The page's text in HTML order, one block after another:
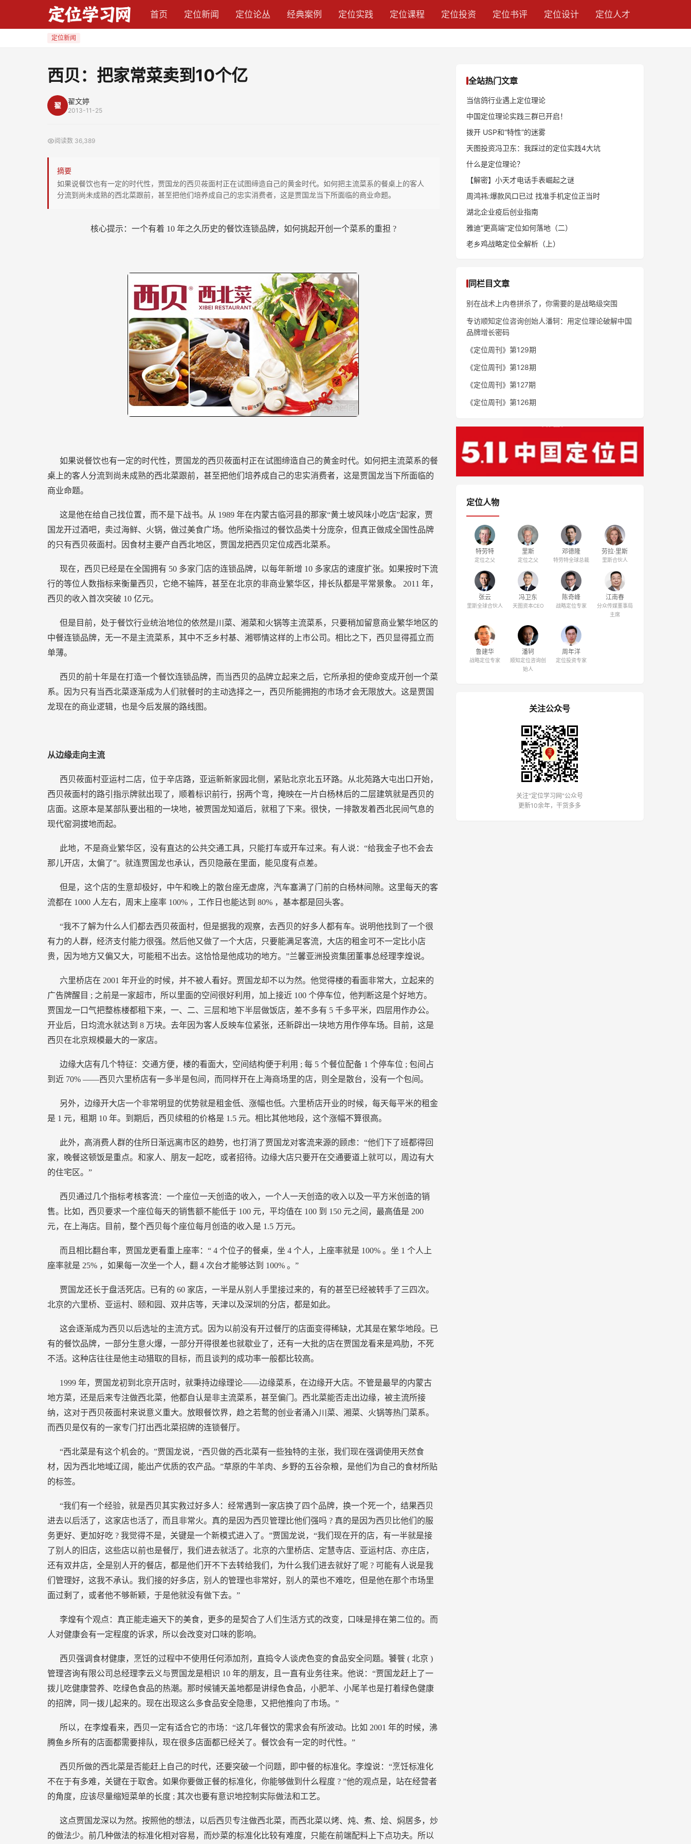
首页 定位新闻 定位论丛 经典案例 定位实践 定位课程 定位投资 定位书评 定位设计 定位人才
定位新闻
西贝：把家常菜卖到10个亿
翟 翟文婷
2013-11-25
阅读数 36,389
摘要
如果说餐饮也有一定的时代性，贾国龙的西贝莜面村正在试图缔造自己的黄金时代。如何把主流菜系的餐桌上的客人
分流到尚未成熟的西北菜跟前，甚至把他们培养成自己的忠实消费者，这是贾国龙当下所面临的商业命题。
核心提示：一个有着 10 年之久历史的餐饮连锁品牌，如何挑起开创一个菜系的重担 ?
如果说餐饮也有一定的时代性，贾国龙的西贝莜面村正在试图缔造自己的黄金时代。如何把主流菜系的餐
桌上的客人分流到尚未成熟的西北菜跟前，甚至把他们培养成自己的忠实消费者，这是贾国龙当下所面临的
商业命题。
这是他在给自己找位置，而不是下战书。从 1989 年在内蒙古临河县的那家“黄土坡风味小吃店”起家，贾
国龙开过酒吧，卖过海鲜、火锅，做过美食广场。他所染指过的餐饮品类十分庞杂，但真正做成全国性品牌
的只有西贝莜面村。因食材主要产自西北地区，贾国龙把西贝定位成西北菜系。
现在，西贝已经是在全国拥有 50 多家门店的连锁品牌，以每年新增 10 多家店的速度扩张。如果按时下流
行的等位人数指标来衡量西贝，它绝不输阵，甚至在北京的非商业繁华区，排长队都是平常景象。 2011 年，
西贝的收入首次突破 10 亿元。
但是目前，处于餐饮行业统治地位的依然是川菜、湘菜和火锅等主流菜系，只要稍加留意商业繁华地区的
中餐连锁品牌，无一不是主流菜系，其中不乏乡村基、湘鄂情这样的上市公司。相比之下，西贝显得孤立而
单薄。
西贝的前十年是在打造一个餐饮连锁品牌，而当西贝的品牌立起来之后，它所承担的使命变成开创一个菜
系。因为只有当西北菜逐渐成为人们就餐时的主动选择之一，西贝所能拥抱的市场才会无限放大。这是贾国
龙现在的商业逻辑，也是今后发展的路线图。
从边缘走向主流
西贝莜面村亚运村二店，位于辛店路，亚运新新家园北侧，紧贴北京北五环路。从北苑路大屯出口开始，
西贝莜面村的路引指示牌就出现了，顺着标识前行，拐两个弯，掩映在一片白杨林后的二层建筑就是西贝的
店面。这原本是某部队要出租的一块地，被贾国龙知道后，就租了下来。很快，一排散发着西北民间气息的
现代窑洞拔地而起。
此地，不是商业繁华区，没有直达的公共交通工具，只能打车或开车过来。有人说：“给我金子也不会去
那儿开店，太偏了”。就连贾国龙也承认，西贝隐蔽在里面，能见度有点差。
但是，这个店的生意却极好，中午和晚上的散台座无虚席，汽车塞满了门前的白杨林间隙。这里每天的客
流都在 1000 人左右，周末上座率 100% ，工作日也能达到 80% ，基本都是回头客。
“我不了解为什么人们都去西贝莜面村，但是据我的观察，去西贝的好多人都有车。说明他找到了一个很
有力的人群，经济支付能力很强。然后他又做了一个大店，只要能满足客流，大店的租金可不一定比小店
贵，因为地方又偏又大，可能租不出去。这恰恰是他成功的地方。”兰馨亚洲投资集团董事总经理李煌说。
六里桥店在 2001 年开业的时候，并不被人看好。贾国龙却不以为然。他觉得楼的看面非常大，立起来的
广告牌醒目 ; 之前是一家超市，所以里面的空间很好利用，加上接近 100 个停车位，他判断这是个好地方。
贾国龙一口气把整栋楼都租下来，一、二、三层和地下半层做饭店，差不多有 5 千多平米，四层用作办公。
开业后，日均流水就达到 8 万块。去年因为客人反映车位紧张，还新辟出一块地方用作停车场。目前，这是
西贝在北京规模最大的一家店。
边缘大店有几个特征：交通方便，楼的看面大，空间结构便于利用 ; 每 5 个餐位配备 1 个停车位 ; 包间占
到近 70% ——西贝六里桥店有一多半是包间，而同样开在上海商场里的店，则全是散台，没有一个包间。
另外，边缘开大店一个非常明显的优势就是租金低、涨幅也低。六里桥店开业的时候，每天每平米的租金
是 1 元，租期 10 年。到期后，西贝续租的价格是 1.5 元。相比其他地段，这个涨幅不算很高。
此外，高消费人群的住所日渐远离市区的趋势，也打消了贾国龙对客流来源的顾虑：“他们下了班都得回
家，晚餐这顿饭是重点。和家人、朋友一起吃，或者招待。边缘大店只要开在交通要道上就可以，周边有大
的住宅区。”
西贝通过几个指标考核客流：一个座位一天创造的收入，一个人一天创造的收入以及一平方米创造的销
售。比如，西贝要求一个座位每天的销售额不能低于 100 元，平均值在 100 到 150 元之间，最高值是 200
元，在上海店。目前，整个西贝每个座位每月创造的收入是 1.5 万元。
而且相比翻台率，贾国龙更看重上座率：“ 4 个位子的餐桌，坐 4 个人，上座率就是 100% 。坐 1 个人上
座率就是 25% ，如果每一次坐一个人，翻 4 次台才能够达到 100% 。”
贾国龙还长于盘活死店。已有的 60 家店，一半是从别人手里接过来的，有的甚至已经被转手了三四次。
北京的六里桥、亚运村、颐和园、双井店等，天津以及深圳的分店，都是如此。
这会逐渐成为西贝以后选址的主流方式。因为以前没有开过餐厅的店面变得稀缺，尤其是在繁华地段。已
有的餐饮品牌，一部分生意火爆，一部分开得很差也就歇业了，还有一大批的店在贾国龙看来是鸡肋，不死
不活。这种店往往是他主动猎取的目标，而且谈判的成功率一般都比较高。
1999 年，贾国龙初到北京开店时，就秉持边缘理论——边缘菜系，在边缘开大店。不管是最早的内蒙古
地方菜，还是后来专注做西北菜，他都自认是非主流菜系，甚至偏门。西北菜能否走出边缘，被主流所接
纳，这对于西贝莜面村来说意义重大。放眼餐饮界，趋之若鹜的创业者涌入川菜、湘菜、火锅等热门菜系。
而西贝是仅有的一家专门打出西北菜招牌的连锁餐厅。
“西北菜是有这个机会的。”贾国龙说，“西贝做的西北菜有一些独特的主张，我们现在强调使用天然食
材，因为西北地域辽阔，能出产优质的农产品。”草原的牛羊肉、乡野的五谷杂粮，是他们为自己的食材所贴
的标签。
“我们有一个经验，就是西贝其实救过好多人：经常遇到一家店换了四个品牌，换一个死一个，结果西贝
进去以后活了，这家店也活了，而且非常火。真的是因为西贝管理比他们强吗 ? 真的是因为西贝比他们的服
务更好、更加好吃 ? 我觉得不是，关键是一个新模式进入了。”贾国龙说，“我们现在开的店，有一半就是接
了别人的旧店，这些店以前也是餐厅，我们进去就活了。北京的六里桥店、定慧寺店、亚运村店、亦庄店，
还有双井店，全是别人开的餐店，都是他们开不下去转给我们，为什么我们进去就好了呢 ? 可能有人说是我
们管理好，这我不承认。我们接的好多店，别人的管理也非常好，别人的菜也不难吃，但是他在那个市场里
面过剩了，或者他不够新颖，于是他就没有做下去。”
李煌有个观点：真正能走遍天下的美食，更多的是契合了人们生活方式的改变，口味是排在第二位的。而
人对健康会有一定程度的诉求，所以会改变对口味的影响。
西贝强调食材健康，烹饪的过程中不使用任何添加剂，直捣令人谈虎色变的食品安全问题。饕餮 ( 北京 )
管理咨询有限公司总经理李云义与贾国龙是相识 10 年的朋友，且一直有业务往来。他说：“贾国龙赶上了一
拨儿吃健康营养、吃绿色食品的热潮。那时候铺天盖地都是讲绿色食品，小肥羊、小尾羊也是打着绿色健康
的招牌，同一拨儿起来的。现在出现这么多食品安全隐患，又把他推向了市场。”
所以，在李煌看来，西贝一定有适合它的市场：“这几年餐饮的需求会有所波动。比如 2001 年的时候，沸
腾鱼乡所有的店面都需要排队，现在很多店面都已经关了。餐饮会有一定的时代性。”
西贝所做的西北菜是否能赶上自己的时代，还要突破一个问题，即中餐的标准化。李煌说：“烹饪标准化
不在于有多难，关键在于取舍。如果你要做正餐的标准化，你能够做到什么程度 ? ”他的观点是，站在经营者
的角度，应该尽量缩短菜单的长度 ; 其次也要有意识地控制实际做法和工艺。
这点贾国龙深以为然。按照他的想法，以后西贝专注做西北菜，而西北菜以烤、炖、煮、烩、焖居多，炒
的做法少。前几种做法的标准化相对容易，而炒菜的标准化比较有难度，只能在前端配料上下点功夫。所以
全站热门文章
当信鸽行业遇上定位理论
中国定位理论实践三群已开启！
拨开 USP和“特性”的迷雾
天图投资冯卫东：我踩过的定位实践4大坑
什么是定位理论？
【解密】小天才电话手表崛起之谜
周鸿祎:爆款风口已过 找准手机定位正当时
湖北企业疫后创业指南
雅迪“更高端”定位如何落地（二）
老乡鸡战略定位全解析（上）
同栏目文章
别在战术上内卷拼杀了，你需要的是战略级突围
专访顺知定位咨询创始人潘轲：用定位理论破解中国
品牌增长密码
《定位周刊》第129期
《定位周刊》第128期
《定位周刊》第127期
《定位周刊》第126期
定位人物
特劳特
定位之父
里斯
定位之父
邓德隆
特劳特全球总裁
劳拉·里斯
里斯合伙人
张云
里斯全球合伙人
冯卫东
天图资本CEO
陈奇峰
战略定位专家
江南春
分众传媒董事局
主席
鲁建华
战略定位专家
潘轲
顺知定位咨询创
始人
周年洋
定位投资专家
关注公众号
关注"定位学习网"公众号
更新10余年，干货多多